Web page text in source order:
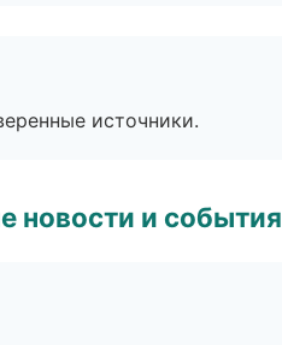
источники.
новости и события